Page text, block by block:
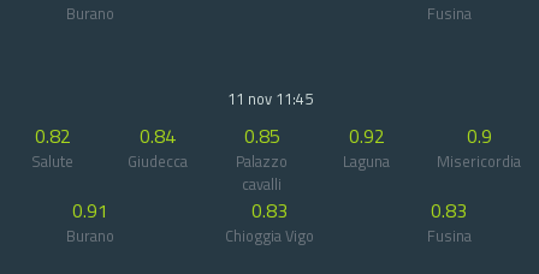
Burano Fusina
11 nov 11:45
0.82
Salute
0.84
Giudecca
0.85
Palazzo
cavalli
0.92
Laguna
0.9
Misericordia
0.91
Burano
0.83
Chioggia Vigo
0.83
Fusina